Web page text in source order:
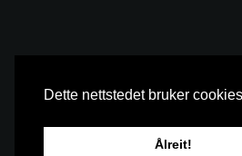
Alle rettigheter reservert •
Dette nettstedet bruker
Ålreit!